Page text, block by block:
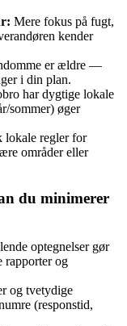
Mere fokus på fugt,
kender
er ældre —
i din plan.
har dygtige lokale
sommer) øger
lokale regler for
områder eller
du minimerer
optegnelser gør
og
og tvetydige
(responstid,